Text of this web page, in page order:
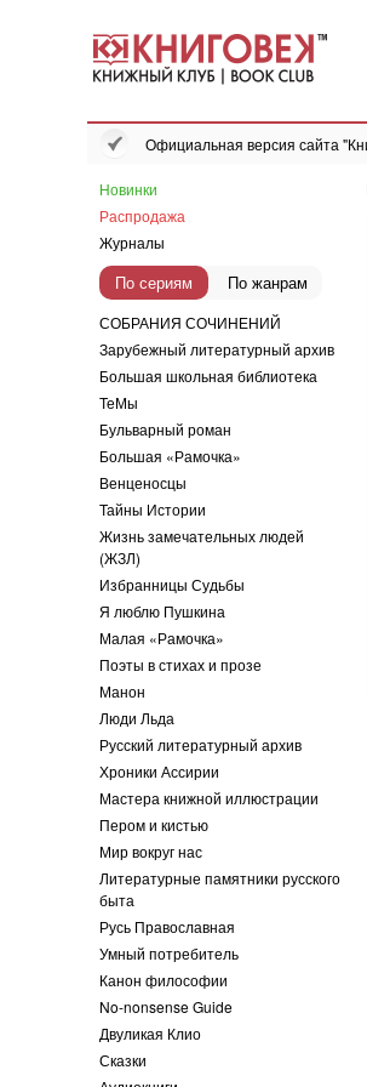
Официальная версия сайта
Новинки
Распродажа
Журналы
По сериям По жанрам
СОБРАНИЯ СОЧИНЕНИЙ
Зарубежный литературный архив
Большая школьная библиотека
ТеМы
Бульварный роман
Большая «Рамочка»
Венценосцы
Тайны Истории
Жизнь замечательных людей
(ЖЗЛ)
Избранницы Судьбы
Я люблю Пушкина
Малая «Рамочка»
Поэты в стихах и прозе
Манон
Люди Льда
Русский литературный архив
Хроники Ассирии
Мастера книжной иллюстрации
Пером и кистью
Мир вокруг нас
Литературные памятники русского
быта
Русь Православная
Умный потребитель
Канон философии
No-nonsense Guide
Двуликая Клио
Сказки